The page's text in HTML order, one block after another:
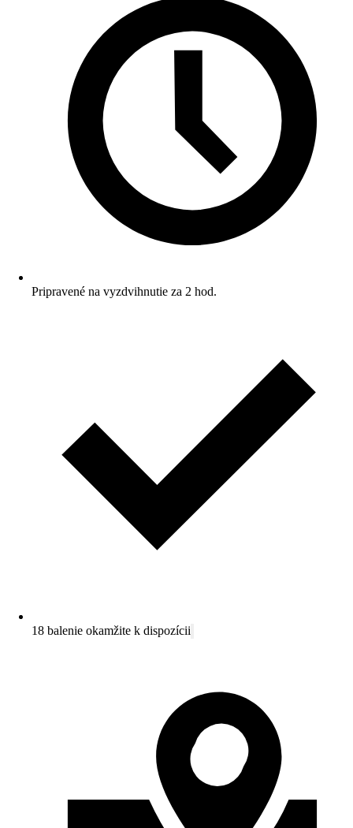
Pripravené na vyzdvihnutie za 2 hod.
18 balenie okamžite k dispozícii